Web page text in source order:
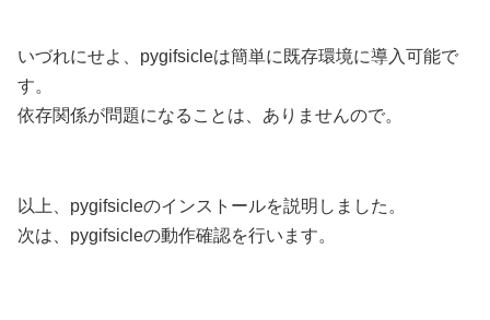
いづれにせよ、pygifsicleは簡単に既存環境に導入可能で
す。
依存関係が問題になることは、ありませんので。
以上、pygifsicleのインストールを説明しました。
次は、pygifsicleの動作確認を行います。